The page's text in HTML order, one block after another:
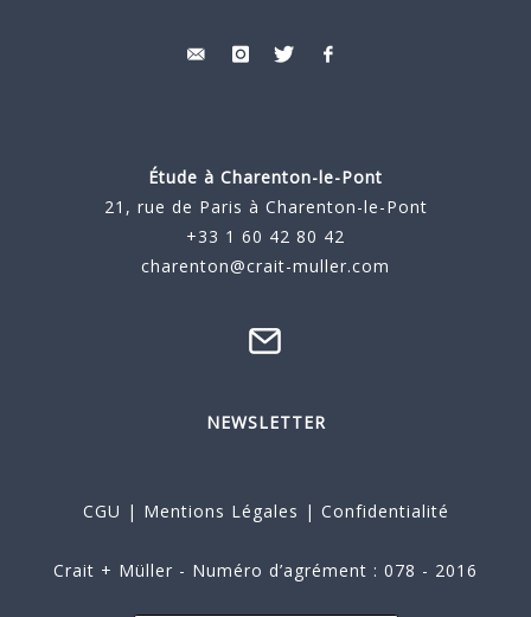
Étude à Charenton-le-Pont
21, rue de Paris à Charenton-le-Pont
+33 1 60 42 80 42
charenton@crait-muller.com
NEWSLETTER
CGU | Mentions Légales | Confidentialité
Crait + Müller - Numéro d’agrément : 078 - 2016